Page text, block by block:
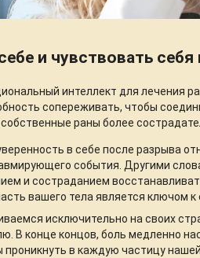
и чувствовать
интеллект для лечения
сопереживать, чтобы
раны более
в себе после разрыва
события. Другими
и состраданием
вашего тела является ключом к
исключительно на своих
В конце концов, боль медленно
проникнуть в каждую частицу